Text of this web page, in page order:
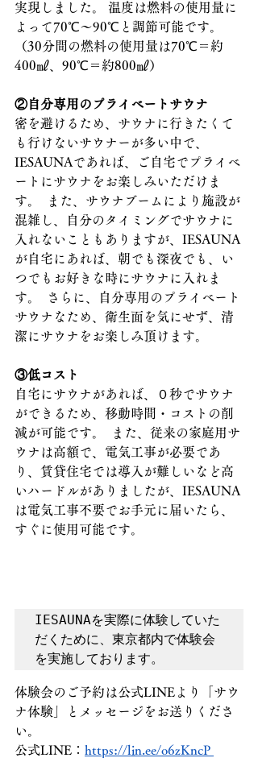
実現しました。 温度は燃料の使用量に
よって70℃～90℃と調節可能です。
（30分間の燃料の使用量は70℃＝約
400㎖、90℃＝約800㎖）
②自分専用のプライベートサウナ
密を避けるため、サウナに行きたくて
も行けないサウナーが多い中で、
IESAUNAであれば、ご自宅でプライベ
ートにサウナをお楽しみいただけま
す。  また、サウナブームにより施設が
混雑し、自分のタイミングでサウナに
入れないこともありますが、IESAUNA
が自宅にあれば、朝でも深夜でも、い
つでもお好きな時にサウナに入れま
す。  さらに、自分専用のプライベート
サウナなため、衛生面を気にせず、清
潔にサウナをお楽しみ頂けます。
③低コスト
自宅にサウナがあれば、０秒でサウナ
ができるため、移動時間・コストの削
減が可能です。  また、従来の家庭用サ
ウナは高額で、電気工事が必要であ
り、賃貸住宅では導入が難しいなど高
いハードルがありましたが、IESAUNA
は電気工事不要でお手元に届いたら、
すぐに使用可能です。
IESAUNAを実際に体験していた
だくために、東京都内で体験会
を実施しております。
体験会のご予約は公式LINEより「サウ
ナ体験」とメッセージをお送りくださ
い。
公式LINE： https://lin.ee/o6zKncP